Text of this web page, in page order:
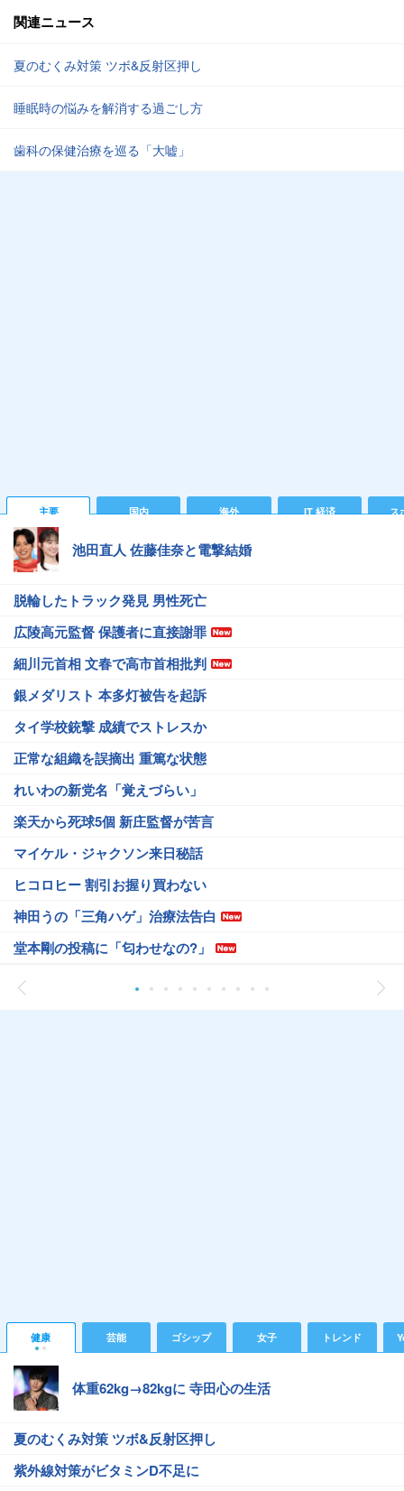
関連ニュース
夏のむくみ対策 ツボ&反射区押し
睡眠時の悩みを解消する過ごし方
歯科の保健治療を巡る「大嘘」
主要 国内 海外 IT 経済 ス
池田直人 佐藤佳奈と電撃結婚
脱輪したトラック発見 男性死亡
広陵高元監督 保護者に直接謝罪
細川元首相 文春で高市首相批判
銀メダリスト 本多灯被告を起訴
タイ学校銃撃 成績でストレスか
正常な組織を誤摘出 重篤な状態
れいわの新党名「覚えづらい」
楽天から死球5個 新庄監督が苦言
マイケル・ジャクソン来日秘話
ヒコロヒー 割引お握り買わない
神田うの「三角ハゲ」治療法告白
堂本剛の投稿に「匂わせなの?」
健康 芸能 ゴシップ 女子 トレンド
体重62kg→82kgに 寺田心の生活
夏のむくみ対策 ツボ&反射区押し
紫外線対策がビタミンD不足に